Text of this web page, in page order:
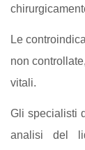
Le
non
vitali.
Gli specialisti
analisi del